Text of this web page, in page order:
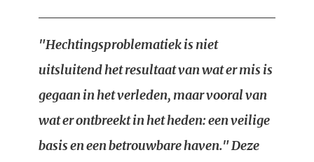
"Hechtingsproblematiek is niet
uitsluitend het resultaat van wat er mis is
gegaan in het verleden, maar vooral van
wat er ontbreekt in het heden: een veilige
basis en een betrouwbare haven." Deze